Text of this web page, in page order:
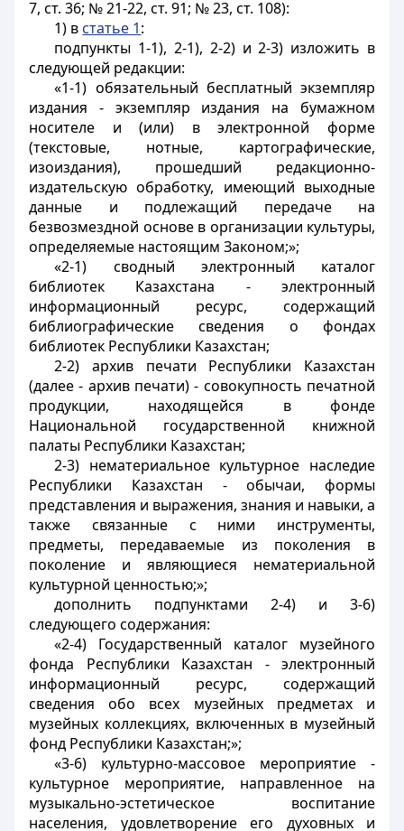
7, ст. 36; № 21-22, ст. 91; № 23, ст. 108):
1) в статье 1:
подпункты 1-1), 2-1), 2-2) и 2-3) изложить в
следующей редакции:
«1-1) обязательный бесплатный экземпляр
издания - экземпляр издания на бумажном
носителе и (или) в электронной форме
(текстовые, нотные, картографические,
изоиздания), прошедший редакционно-
издательскую обработку, имеющий выходные
данные и подлежащий передаче на
безвозмездной основе в организации культуры,
определяемые настоящим Законом;»;
«2-1) сводный электронный каталог
библиотек Казахстана - электронный
информационный ресурс, содержащий
библиографические сведения о фондах
библиотек Республики Казахстан;
2-2) архив печати Республики Казахстан
(далее - архив печати) - совокупность печатной
продукции, находящейся в фонде
Национальной государственной книжной
палаты Республики Казахстан;
2-3) нематериальное культурное наследие
Республики Казахстан - обычаи, формы
представления и выражения, знания и навыки, а
также связанные с ними инструменты,
предметы, передаваемые из поколения в
поколение и являющиеся нематериальной
культурной ценностью;»;
дополнить подпунктами 2-4) и 3-6)
следующего содержания:
«2-4) Государственный каталог музейного
фонда Республики Казахстан - электронный
информационный ресурс, содержащий
сведения обо всех музейных предметах и
музейных коллекциях, включенных в музейный
фонд Республики Казахстан;»;
«3-6) культурно-массовое мероприятие -
культурное мероприятие, направленное на
музыкально-эстетическое воспитание
населения, удовлетворение его духовных и